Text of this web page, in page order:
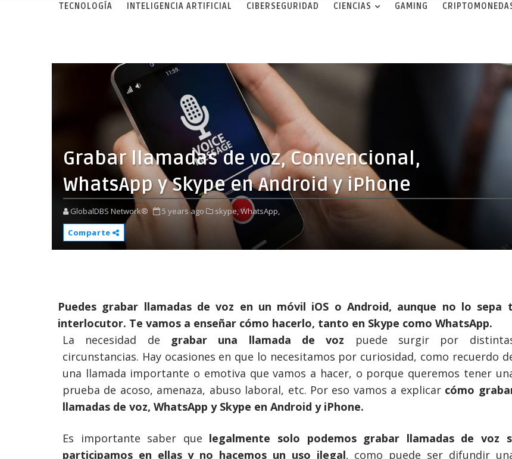
TECNOLOGÍA INTELIGENCIA ARTIFICIAL CIBERSEGURIDAD CIENCIAS GAMING
Grabar llamadas de voz, Convencional,
WhatsApp y Skype en Android y iPhone
GlobalDBS Network® 5 years ago skype,WhatsApp,
Comparte
Puedes grabar llamadas de voz en un móvil iOS o Android, aunque no lo sepa
interlocutor. Te vamos a enseñar cómo hacerlo, tanto en Skype como WhatsApp.
La necesidad de grabar una llamada de voz puede surgir por
circunstancias. Hay ocasiones en que lo necesitamos por curiosidad, como recuerdo
una llamada importante o emotiva que vamos a hacer, o porque queremos tener
prueba de acoso, amenaza, abuso laboral, etc. Por eso vamos a explicar cómo
llamadas de voz, WhatsApp y Skype en Android y iPhone.
Es importante saber que legalmente solo podemos grabar llamadas de voz
participamos en ellas y no hacemos un uso ilegal, como puede ser difundir